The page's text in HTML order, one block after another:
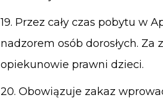
19. Przez cały czas pobytu w
nadzorem osób dorosłych.
opiekunowie prawni dzieci.
20. Obowiązuje zakaz